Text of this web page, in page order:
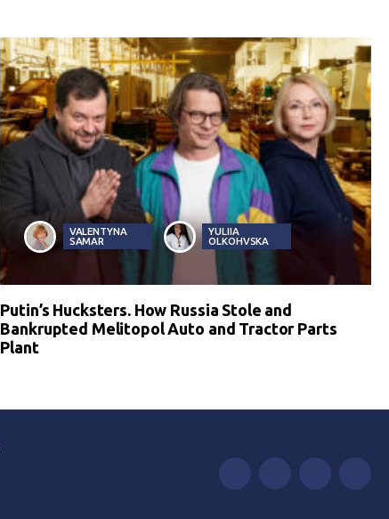
VALENTYNA
SAMAR
YULIIA
OLKOHVSKA
Putin’s Hucksters. How Russia Stole and
Bankrupted Melitopol Auto and Tractor Parts
Plant